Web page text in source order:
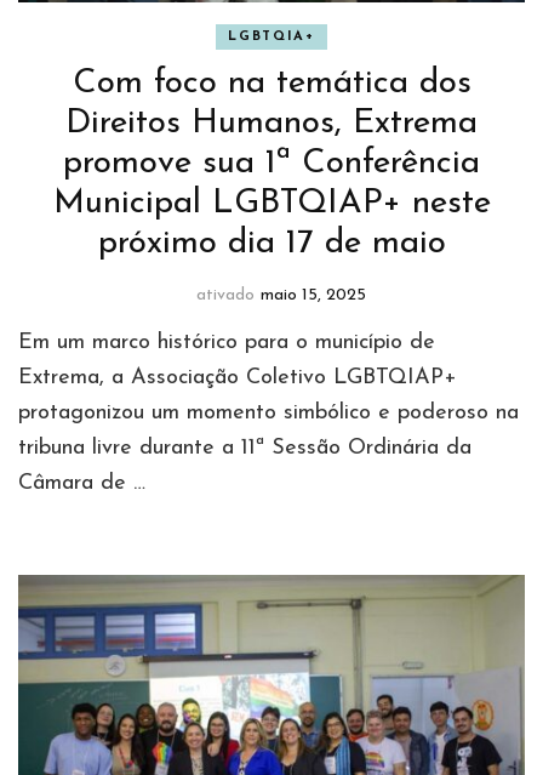
LGBTQIA+
Com foco na temática dos
Direitos Humanos, Extrema
promove sua 1ª Conferência
Municipal LGBTQIAP+ neste
próximo dia 17 de maio
ativado maio 15, 2025
Em um marco histórico para o município de
Extrema, a Associação Coletivo LGBTQIAP+
protagonizou um momento simbólico e poderoso na
tribuna livre durante a 11ª Sessão Ordinária da
Câmara de …